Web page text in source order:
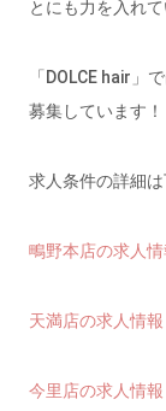
とにも力を入れて
「DOLCE hair」
募集しています！
求人条件の詳細は
鴫野本店の求人情
天満店の求人情報
今里店の求人情報